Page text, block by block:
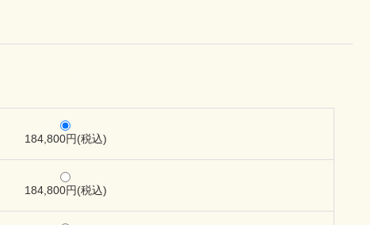
184,800円(税込)
184,800円(税込)